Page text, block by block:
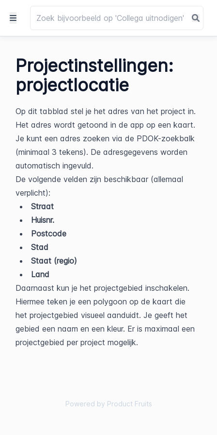
Projectinstellingen:
projectlocatie
Op dit tabblad stel je het adres van het project in.
Het adres wordt getoond in de app op een kaart.
Je kunt een adres zoeken via de PDOK-zoekbalk
(minimaal 3 tekens). De adresgegevens worden
automatisch ingevuld.
De volgende velden zijn beschikbaar (allemaal
verplicht):
Straat
Huisnr.
Postcode
Stad
Staat (regio)
Land
Daarnaast kun je het projectgebied inschakelen.
Hiermee teken je een polygoon op de kaart die
het projectgebied visueel aanduidt. Je geeft het
gebied een naam en een kleur. Er is maximaal een
projectgebied per project mogelijk.
Powered by Product Fruits